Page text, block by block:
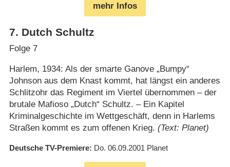
mehr Infos
7. Dutch Schultz
Folge 7
Harlem, 1934: Als der smarte Ganove „Bumpy“
Johnson aus dem Knast kommt, hat längst ein anderes
Schlitzohr das Regiment im Viertel übernommen – der
brutale Mafioso „Dutch“ Schultz. – Ein Kapitel
Kriminalgeschichte im Wettgeschäft, denn in Harlems
Straßen kommt es zum offenen Krieg. (Text: Planet)
Deutsche TV-Premiere Do. 06.09.2001 Planet